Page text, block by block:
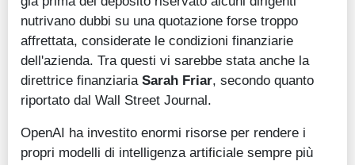
nutrivano dubbi su una quotazione forse troppo
affrettata, considerate le condizioni finanziarie
dell'azienda. Tra questi vi sarebbe stata anche la
direttrice finanziaria Sarah Friar, secondo quanto
riportato dal Wall Street Journal.
OpenAI ha investito enormi risorse per rendere i
propri modelli di intelligenza artificiale sempre più